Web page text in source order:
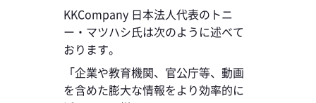
KKCompany 日本法人代表のトニ
ー・マツハシ氏は次のように述べて
おります。
「企業や教育機関、官公庁等、動画
を含めた膨大な情報をより効率的に